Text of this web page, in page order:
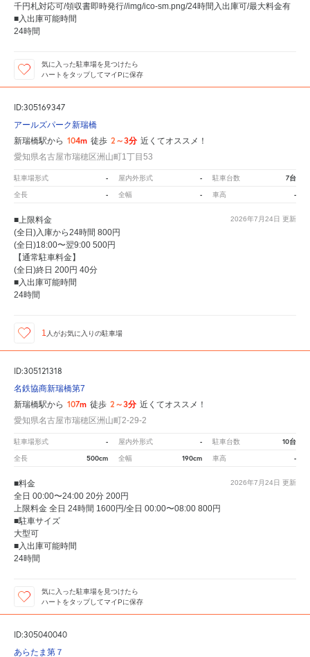
千円札対応可/領収書即時発行//img/ico-sm.png/24時間入出庫可/最大料金有
■入出庫可能時間
24時間
気に入った駐車場を見つけたら
ハートをタップしてマイPに保存
ID:305169347
アールズパーク新瑞橋
新瑞橋駅から 104m 徒歩 2～3分 近くてオススメ！
愛知県名古屋市瑞穂区洲山町1丁目53
駐車場形式 - 屋内外形式 - 駐車台数 7台
全長 - 全幅 - 車高 -
2026年7月24日 更新
■上限料金
(全日)入庫から24時間 800円
(全日)18:00〜翌9:00 500円
【通常駐車料金】
(全日)終日 200円 40分
■入出庫可能時間
24時間
1 人がお気に入りの駐車場
ID:305121318
名鉄協商新瑞橋第7
新瑞橋駅から 107m 徒歩 2～3分 近くてオススメ！
愛知県名古屋市瑞穂区洲山町2-29-2
駐車場形式 - 屋内外形式 - 駐車台数 10台
全長 500cm 全幅 190cm 車高 -
2026年7月24日 更新
■料金
全日 00:00〜24:00 20分 200円
上限料金 全日 24時間 1600円/全日 00:00〜08:00 800円
■駐車サイズ
大型可
■入出庫可能時間
24時間
気に入った駐車場を見つけたら
ハートをタップしてマイPに保存
ID:305040040
あらたま第７